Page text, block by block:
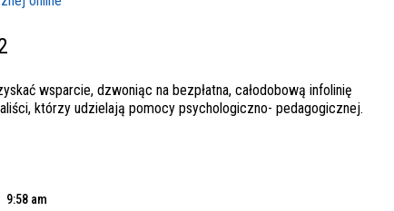
wsparcie, dzwoniąc na bezpłatna, całodobową infolinię
którzy udzielają pomocy psychologiczno- pedagogicznej.
9:58 am